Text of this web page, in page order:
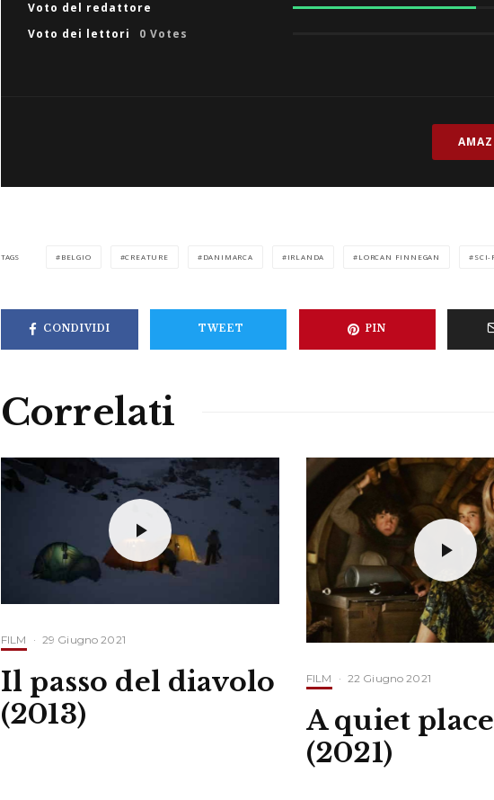
Voto del redattore
Voto dei lettori
0 Votes
TAGS BELGIO CREATURE DANIMARCA IRLANDA LORCAN FINNEGAN SCI-
CONDIVIDI TWEET PIN
Correlati
FILM · 29 Giugno 2021
Il passo del diavolo
(2013)
FILM · 22 Giugno 2021
A quiet
(2021)